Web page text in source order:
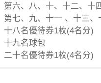
第六、八、十、十二、十
第七、九、十一 、十三
十八名優待券1枚(4名分)
十九名球包
二十名優待券1枚(4名分)